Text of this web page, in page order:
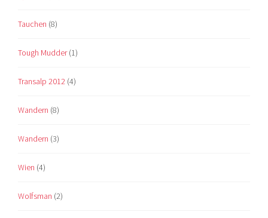
Tauchen (8)
Tough Mudder(1)
Transalp 2012 (4)
Wandern (8)
Wandern (3)
Wien (4)
Wolfsman (2)